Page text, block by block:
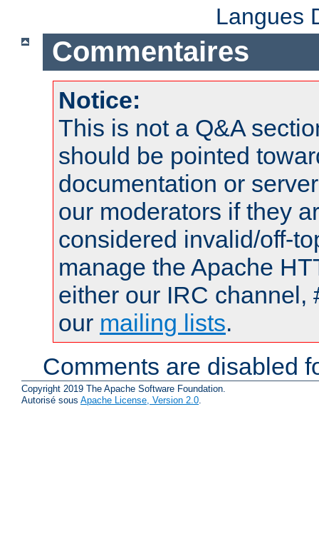
Langues
Commentaires
Notice:
This is not a Q&A
should be pointed
documentation or
our moderators if they
considered invalid/off-
manage the Apache
either our IRC channel,
our mailing lists.
Comments are disabled
Copyright 2019 The Apache Software Foundation.
Autorisé sous Apache License, Version 2.0